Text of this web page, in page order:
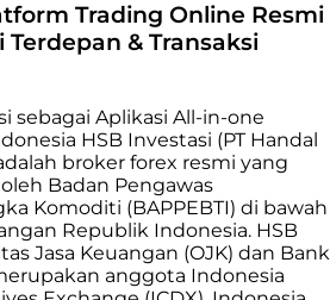
Trading Online Resmi
& Transaksi
sebagai Aplikasi All-in-one
HSB Investasi (PT Handal
broker forex resmi yang
Badan Pengawas
Komoditi (BAPPEBTI) di bawah
Republik Indonesia. HSB
Jasa Keuangan (OJK) dan Bank
anggota Indonesia